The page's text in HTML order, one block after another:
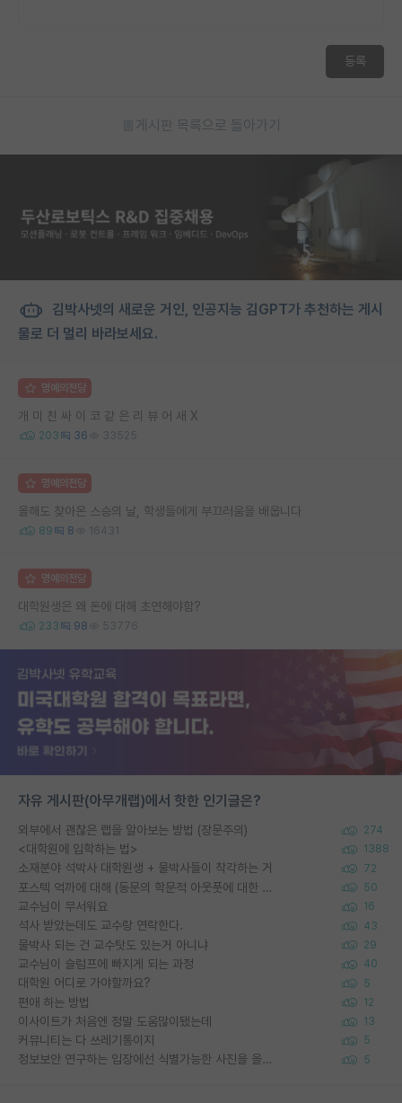
등록
게시판 목록으로 돌아가기
김박사넷의 새로운 거인, 인공지능 김GPT가 추천하는 게시
물로 더 멀리 바라보세요.
명예의전당
개 미 친 싸 이 코 같 은 리 뷰 어 새 X
203 36 33525
명예의전당
올해도 찾아온 스승의 날, 학생들에게 부끄러움을 배웁니다
89 8 16431
명예의전당
대학원생은 왜 돈에 대해 초연해야함?
233 98 53776
자유 게시판(아무개랩)에서 핫한 인기글은?
외부에서 괜찮은 랩을 알아보는 방법 (장문주의) 274
<대학원에 입학하는 법> 1388
소재분야 석박사 대학원생 + 물박사들이 착각하는 거 72
포스텍 억까에 대해 (동문의 학문적 아웃풋에 대한 반박) 50
교수님이 무서워요 16
석사 받았는데도 교수랑 연락한다. 43
물박사 되는 건 교수탓도 있는거 아니냐 29
교수님이 슬럼프에 빠지게 되는 과정 40
대학원 어디로 가야할까요? 5
편애 하는 방법 12
이사이트가 처음엔 정말 도움많이됐는데 13
커뮤니티는 다 쓰레기통이지 5
정보보안 연구하는 입장에선 식별가능한 사진을 올리는건 비추이긴함 5